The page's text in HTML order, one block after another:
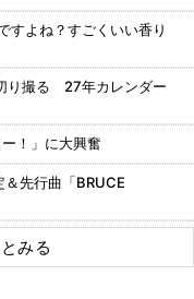
よね？すごくいい香り
り撮る 27年カレンダー
！」に大興奮
先行曲「BRUCE
みる